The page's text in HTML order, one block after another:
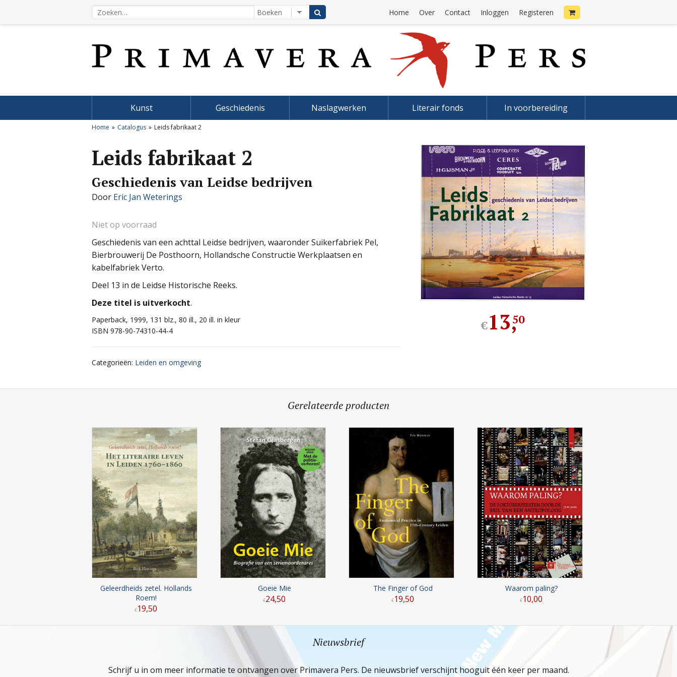
Home Over Contact Inloggen Registeren
Kunst Geschiedenis Naslagwerken Literair fonds In voorbereiding
Home Catalogus Leids fabrikaat 2
Leids fabrikaat 2
Geschiedenis van Leidse bedrijven
Door Eric Jan Weterings
Niet op voorraad
Geschiedenis van een achttal Leidse bedrijven, waaronder Suikerfabriek Pel,
Bierbrouwerij De Posthoorn, Hollandsche Constructie Werkplaatsen en
kabelfabriek Verto.
Deel 13 in de Leidse Historische Reeks.
Deze titel is uitverkocht.
Paperback, 1999, 131 blz., 80 ill., 20 ill. in kleur
ISBN 978-90-74310-44-4
Categorieën: Leiden en omgeving
€13,
50
Gerelateerde producten
Geleerdheids zetel. Hollands
Roem!
€19,50
Goeie Mie
€24,50
The Finger of God
€19,50
Waarom paling?
€10,00
Nieuwsbrief
Schrijf u in om meer informatie te ontvangen over Primavera Pers. De nieuwsbrief verschijnt hooguit één keer per maand.